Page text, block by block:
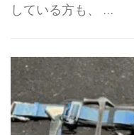
している方も、 …